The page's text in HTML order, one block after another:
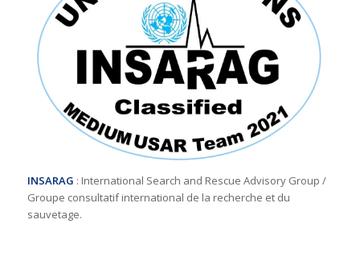
INSARAG : International Search and Rescue Advisory Group /
Groupe consultatif international de la recherche et du
sauvetage.